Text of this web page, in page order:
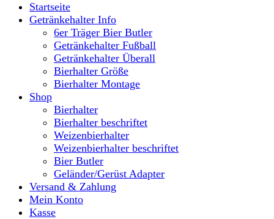
Startseite
Getränkehalter Info
6er Träger Bier Butler
Getränkehalter Fußball
Getränkehalter Überall
Bierhalter Größe
Bierhalter Montage
Shop
Bierhalter
Bierhalter beschriftet
Weizenbierhalter
Weizenbierhalter beschriftet
Bier Butler
Geländer/Gerüst Adapter
Versand & Zahlung
Mein Konto
Kasse